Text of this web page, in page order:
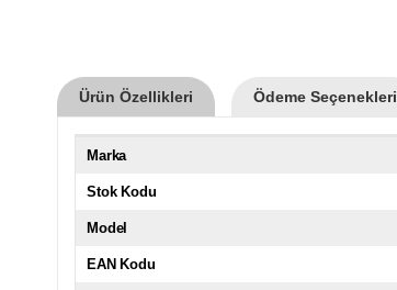
Ürün Özellikleri Ödeme Seçenekleri
Marka
Stok Kodu
Model
EAN Kodu